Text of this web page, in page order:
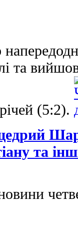
та
(5:2).
та